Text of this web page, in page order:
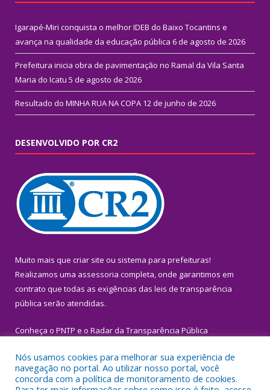
Igarapé-Miri conquista o melhor IDEB do Baixo Tocantins e
avança na qualidade da educação pública 6 de agosto de 2026
Prefeitura inicia obra de pavimentação no Ramal da Vila Santa
Maria do Icatu 5 de agosto de 2026
Resultado do MINHA RUA NA COPA 12 de junho de 2026
DESENVOLVIDO POR CR2
Muito mais que criar site ou sistema para prefeituras!
Realizamos uma assessoria completa, onde garantimos em
contrato que todas as exigências das leis de transparência
pública serão atendidas.
Conheça o PNTP e o Radar da Transparência Pública
Nós usamos cookies para melhorar sua experiência de
navegação no portal. Ao utilizar nosso portal, você
concorda com a política de monitoramento de cookies.